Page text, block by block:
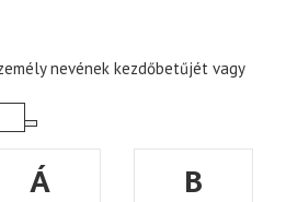
nevének kezdőbetűjét vagy
Á B